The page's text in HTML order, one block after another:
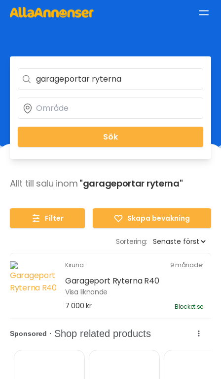
Sök
Allt till salu inom "garageportar ryterna"
Filter Skapa bevakning
Sortering:
Kiruna 9 månader
Garageport Ryterna R40
Visa liknande
7 000 kr
Blocket.se